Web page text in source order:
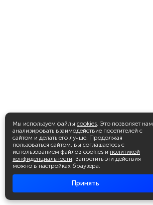
Мы используем файлы cookies. Это позволяет нам
анализировать взаимодействие посетителей с
сайтом и делать его лучше. Продолжая
пользоваться сайтом, вы соглашаетесь с
использованием файлов cookies и политикой
конфиденциальности. Запретить эти действия
можно в настройках браузера.
Принять